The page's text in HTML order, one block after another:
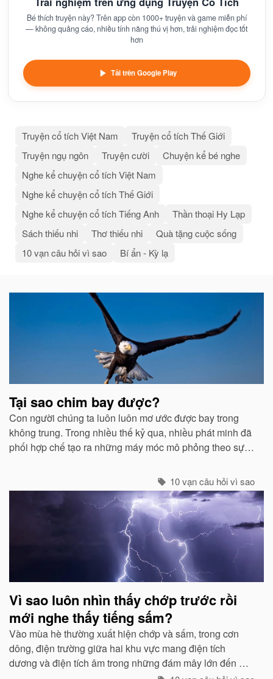
Bé thích truyện này? Trên app còn 1000+ truyện và game miễn phí
— không quảng cáo, nhiều tính năng thú vị hơn, trải nghiệm đọc tốt
hơn
Tải trên Google Play
Truyện cổ tích Việt Nam
Truyện cổ tích Thế Giới
Truyện ngụ ngôn
Truyện cười
Chuyện kể bé nghe
Nghe kể chuyện cổ tích Việt Nam
Nghe kể chuyện cổ tích Thế Giới
Nghe kể chuyện cổ tích Tiếng Anh
Thần thoại Hy Lạp
Sách thiếu nhi
Thơ thiếu nhi
Quà tặng cuộc sống
10 vạn câu hỏi vì sao
Bí ẩn - Kỳ lạ
Bài
liên
Tại sao chim bay được?
Con người chúng ta luôn luôn mơ ước được bay trong
không trung. Trong nhiều thế kỷ qua, nhiều phát minh đã
phối hợp chế tạo ra những máy móc mô phỏng theo sự
10 vạn câu hỏi vì sao
Vì sao luôn nhìn thấy chớp trước rồi
mới nghe thấy tiếng sấm?
Vào mùa hè thường xuất hiện chớp và sấm, trong cơn
dông, điện trường giữa hai khu vực mang điện tích
dương và điện tích âm trong những đám mây lớn đến một